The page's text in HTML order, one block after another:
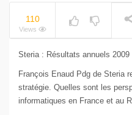
110
Views
Steria : Résultats annuels
François Enaud Pdg de Steria
stratégie. Quelles sont les
informatiques en France et au